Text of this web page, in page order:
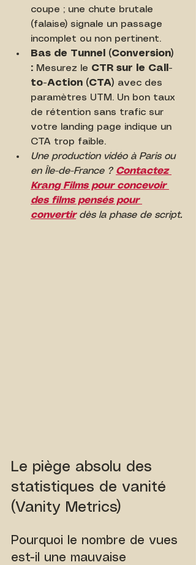
coupe ; une chute brutale
(falaise) signale un passage
incomplet ou non pertinent.
Bas de Tunnel (Conversion)
: Mesurez le CTR sur le Call-
to-Action (CTA) avec des
paramètres UTM. Un bon taux
de rétention sans trafic sur
votre landing page indique un
CTA trop faible.
Une production vidéo à Paris ou
en Île-de-France ? Contactez
Krang Films pour concevoir
des films pensés pour
convertir dès la phase de script.
Le piège absolu des
statistiques de vanité
(Vanity Metrics)
Pourquoi le nombre de vues
est-il une mauvaise